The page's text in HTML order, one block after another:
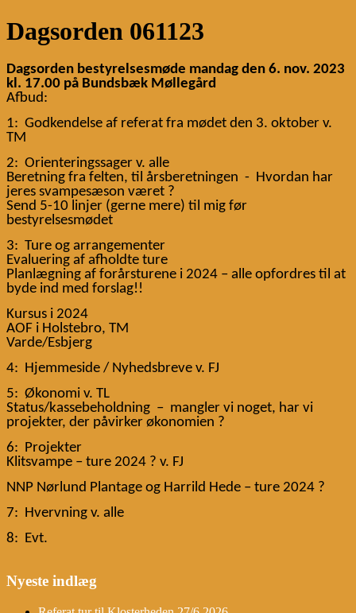
Dagsorden 061123
Dagsorden bestyrelsesmøde mandag den 6. nov. 2023
kl. 17.00 på Bundsbæk Møllegård
Afbud:
1: Godkendelse af referat fra mødet den 3. oktober v.
TM
2: Orienteringssager v. alle
Beretning fra felten, til årsberetningen - Hvordan har
jeres svampesæson været ?
Send 5-10 linjer (gerne mere) til mig før
bestyrelsesmødet
3: Ture og arrangementer
Evaluering af afholdte ture
Planlægning af forårsturene i 2024 – alle opfordres til at
byde ind med forslag!!
Kursus i 2024
AOF i Holstebro, TM
Varde/Esbjerg
4: Hjemmeside / Nyhedsbreve v. FJ
5: Økonomi v. TL
Status/kassebeholdning – mangler vi noget, har vi
projekter, der påvirker økonomien ?
6: Projekter
Klitsvampe – ture 2024 ? v. FJ
NNP Nørlund Plantage og Harrild Hede – ture 2024 ?
7: Hvervning v. alle
8: Evt.
Nyeste indlæg